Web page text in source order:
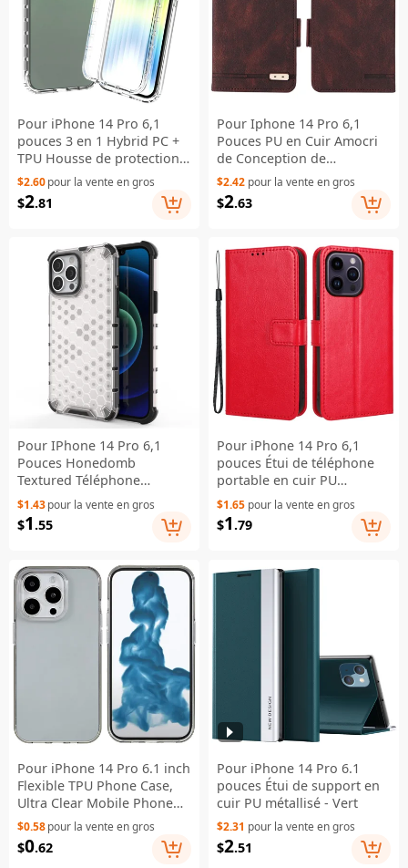
Pour iPhone 14 Pro 6,1
pouces 3 en 1 Hybrid PC +
TPU Housse de protection
tout-en-un Gradient
résistant à l'usure Étui de
téléphone portable avec
Transparent
$2.60pour la vente en gros
$2.81
Pour Iphone 14 Pro 6,1
Pouces PU en Cuir Amocri
de Conception de
Conception de Conception
de Téléphone Portefeuille
Portefeuille - Café
$2.42 pour la vente en gros
$2.63
Pour IPhone 14 Pro 6,1
Pouces Honedomb
Textured Téléphone
Améliorer Les Coins TPU +
PC COUVERTURE DE DROPS
DROP - Gris
$1.43pour la vente en gros
$1 .55
Pour iPhone 14 Pro 6,1
pouces Étui de téléphone
portable en cuir PU
antichoc Folio Flip Texture
Crazy Horse Résistant à
l'usure - Rouge
$1.65 pour la vente en gros
$1 .79
Pour iPhone 14 Pro 6.1 inch
Flexible TPU Phone Case,
Ultra Clear Mobile Phone
Shell - Transparent Black
$0.58pour la vente en gros
$0.62
Pour iPhone 14 Pro 6.1
pouces Étui de support en
cuir PU métallisé - Vert
$2.31 pour la vente en gros
$2.51